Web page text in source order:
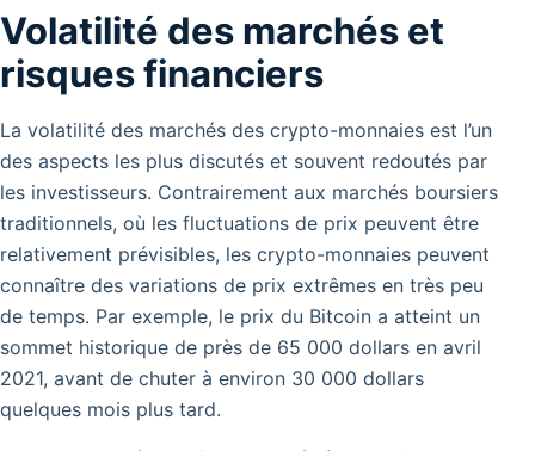
Volatilité des marchés et
risques financiers
La volatilité des marchés des crypto-monnaies est l’un
des aspects les plus discutés et souvent redoutés par
les investisseurs. Contrairement aux marchés boursiers
traditionnels, où les fluctuations de prix peuvent être
relativement prévisibles, les crypto-monnaies peuvent
connaître des variations de prix extrêmes en très peu
de temps. Par exemple, le prix du Bitcoin a atteint un
sommet historique de près de 65 000 dollars en avril
2021, avant de chuter à environ 30 000 dollars
quelques mois plus tard.